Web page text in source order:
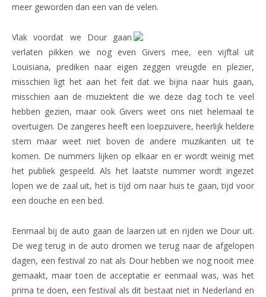
meer geworden dan een van de velen.
Vlak voordat we Dour gaan
verlaten pikken we nog even Givers mee, een vijftal uit
Louisiana, prediken naar eigen zeggen vreugde en plezier,
misschien ligt het aan het feit dat we bijna naar huis gaan,
misschien aan de muziektent die we deze dag toch te veel
hebben gezien, maar ook Givers weet ons niet helemaal te
overtuigen. De zangeres heeft een loepzuivere, heerlijk heldere
stem maar weet niet boven de andere muzikanten uit te
komen. De nummers lijken op elkaar en er wordt weinig met
het publiek gespeeld. Als het laatste nummer wordt ingezet
lopen we de zaal uit, het is tijd om naar huis te gaan, tijd voor
een douche en een bed.
Eenmaal bij de auto gaan de laarzen uit en rijden we Dour uit.
De weg terug in de auto dromen we terug naar de afgelopen
dagen, een festival zo nat als Dour hebben we nog nooit mee
gemaakt, maar toen de acceptatie er eenmaal was, was het
prima te doen, een festival als dit bestaat niet in Nederland en